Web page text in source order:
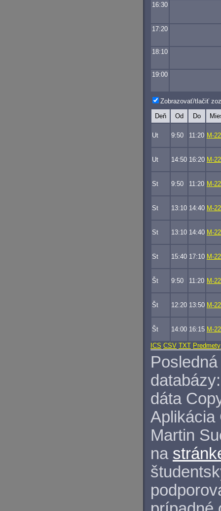
16:30
17:20
18:10
19:00
Zobrazovať/tlačiť
Deň Od Do
Ut 9:50 11:20 M-
Ut 14:50 16:20 M-
St 9:50 11:20 M-
St 13:10 14:40 M-
St 13:10 14:40 M-
St 15:40 17:10 M-
Št 9:50 11:20 M-
Št 12:20 13:50 M-
Št 14:00 16:15 M-
ICS CSV TXT Predmety
databázy:
dáta
Aplikácia
Martin
na